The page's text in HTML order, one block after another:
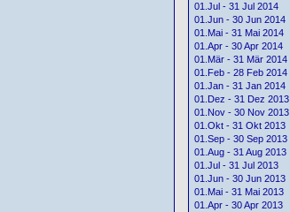
01.Jul - 31 Jul 2014
01.Jun - 30 Jun 2014
01.Mai - 31 Mai 2014
01.Apr - 30 Apr 2014
01.Mär - 31 Mär 2014
01.Feb - 28 Feb 2014
01.Jan - 31 Jan 2014
01.Dez - 31 Dez 2013
01.Nov - 30 Nov 2013
01.Okt - 31 Okt 2013
01.Sep - 30 Sep 2013
01.Aug - 31 Aug 2013
01.Jul - 31 Jul 2013
01.Jun - 30 Jun 2013
01.Mai - 31 Mai 2013
01.Apr - 30 Apr 2013